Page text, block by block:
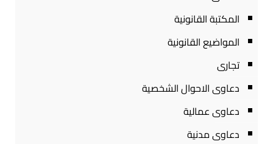
المكتبة القانونية
المواضيع القانونية
تجارى
دعاوى الاحوال الشخصية
دعاوى عمالية
دعاوى مدنية